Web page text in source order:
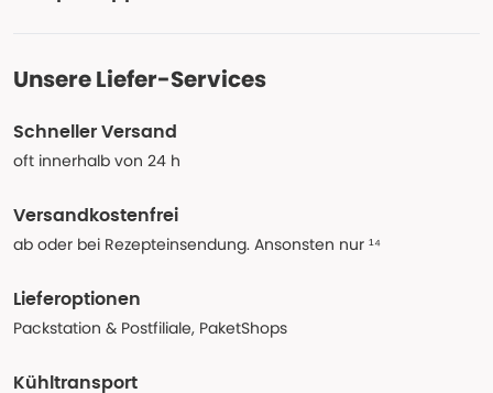
Unsere Liefer-Services
Schneller Versand
oft innerhalb von 24 h
Versandkostenfrei
ab oder bei Rezepteinsendung. Ansonsten nur ¹⁴
Lieferoptionen
Packstation & Postfiliale, PaketShops
Kühltransport